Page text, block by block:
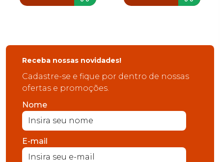
Receba nossas novidades!
Cadastre-se e fique por dentro de nossas
ofertas e promoções.
Nome
E-mail